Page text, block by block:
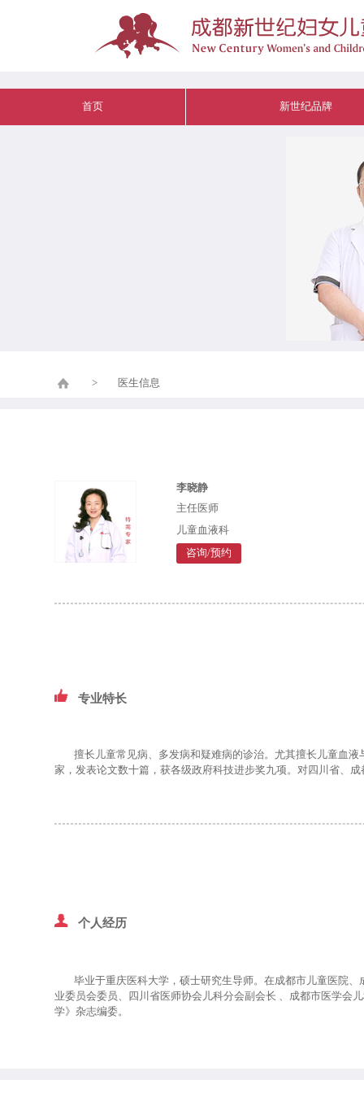
首页 新世纪品牌
> 医生信息
李晓静
主任医师
儿童血液科
咨询/预约
专业特长
擅长儿童常见病、多发病和疑难病的诊治。尤其擅长儿童血液
家，发表论文数十篇，获各级政府科技进步奖九项。对四川省、
个人经历
毕业于重庆医科大学，硕士研究生导师。在成都市儿童医院、
业委员会委员、四川省医师协会儿科分会副会长 、成都市医学会
学》杂志编委。